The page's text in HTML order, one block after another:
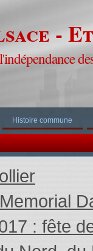
-
Histoire commune
: fête